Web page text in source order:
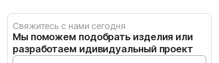
Свяжитесь с нами сегодня
Мы поможем подобрать изделия или
разработаем идивидуальный проект